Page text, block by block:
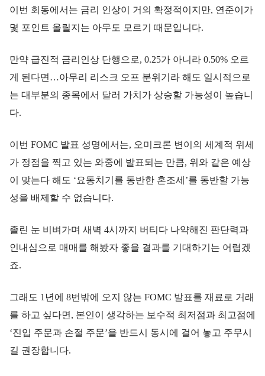
이번 회동에서는 금리 인상이 거의 확정적이지만, 연준이가
몇 포인트 올릴지는 아무도 모르기 때문입니다.
만약 급진적 금리인상 단행으로, 0.25가 아니라 0.50% 오르
게 된다면…아무리 리스크 오프 분위기라 해도 일시적으로
는 대부분의 종목에서 달러 가치가 상승할 가능성이 높습니
다.
이번 FOMC 발표 성명에서는, 오미크론 변이의 세계적 위세
가 정점을 찍고 있는 와중에 발표되는 만큼, 위와 같은 예상
이 맞는다 해도 ‘요동치기를 동반한 혼조세’를 동반할 가능
성을 배제할 수 없습니다.
졸린 눈 비벼가며 새벽 4시까지 버티다 나약해진 판단력과
인내심으로 매매를 해봤자 좋을 결과를 기대하기는 어렵겠
죠.
그래도 1년에 8번밖에 오지 않는 FOMC 발표를 재료로 거래
를 하고 싶다면, 본인이 생각하는 보수적 최저점과 최고점에
‘진입 주문과 손절 주문’을 반드시 동시에 걸어 놓고 주무시
길 권장합니다.